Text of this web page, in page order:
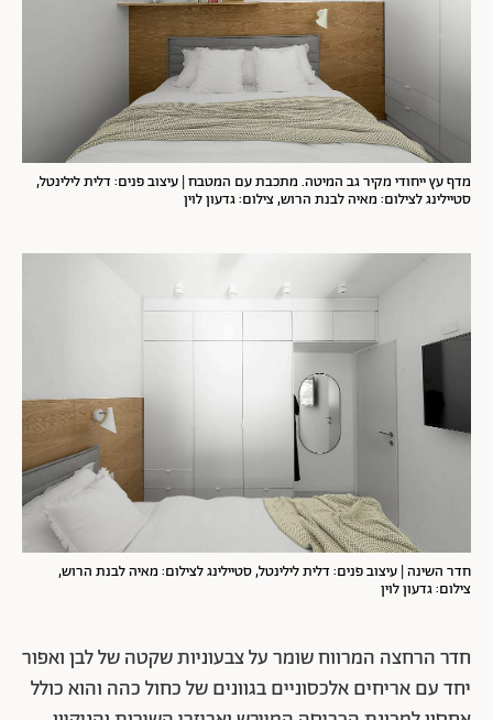
מדף עץ ייחודי מקיר גב המיטה. מתכבת עם המטבח | עיצוב פנים: דלית לילינטל,
סטיילינג לצילום: מאיה לבנת הרוש, צילום: גדעון לוין
חדר השינה | עיצוב פנים: דלית לילינטל, סטיילינג לצילום: מאיה לבנת הרוש,
צילום: גדעון לוין
חדר הרחצה המרווח שומר על צבעוניות שקטה של לבן ואפור
יחד עם אריחים אלכסוניים בגוונים של כחול כהה והוא כולל